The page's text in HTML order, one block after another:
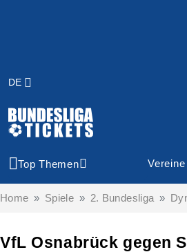
DE
Top Themen Vereine
VfL Osnabrück gegen
Home Spiele 2. Bundesliga